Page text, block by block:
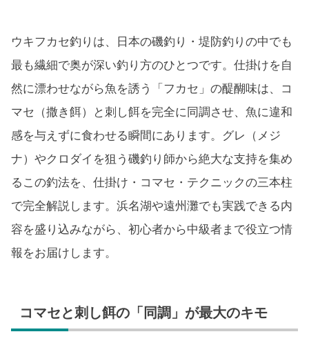
ウキフカセ釣りは、日本の磯釣り・堤防釣りの中でも
最も繊細で奥が深い釣り方のひとつです。仕掛けを自
然に漂わせながら魚を誘う「フカセ」の醍醐味は、コ
マセ（撒き餌）と刺し餌を完全に同調させ、魚に違和
感を与えずに食わせる瞬間にあります。グレ（メジ
ナ）やクロダイを狙う磯釣り師から絶大な支持を集め
るこの釣法を、仕掛け・コマセ・テクニックの三本柱
で完全解説します。浜名湖や遠州灘でも実践できる内
容を盛り込みながら、初心者から中級者まで役立つ情
報をお届けします。
コマセと刺し餌の「同調」が最大のキモ